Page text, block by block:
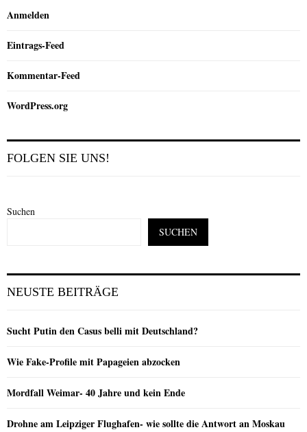
Anmelden
Eintrags-Feed
Kommentar-Feed
WordPress.org
FOLGEN SIE UNS!
Suchen
SUCHEN
NEUSTE BEITRÄGE
Sucht Putin den Casus belli mit Deutschland?
Wie Fake-Profile mit Papageien abzocken
Mordfall Weimar- 40 Jahre und kein Ende
Drohne am Leipziger Flughafen- wie sollte die Antwort an Moskau